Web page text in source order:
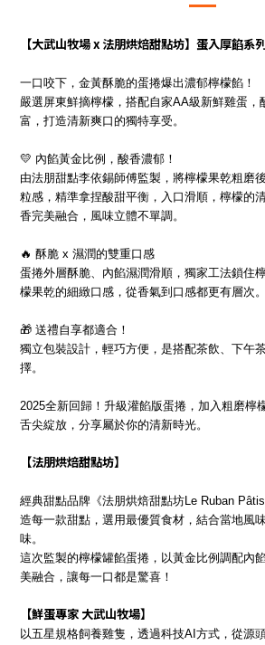
【大武山牧場 x 法朋烘焙甜點坊】蛋入厚餡系
一口咬下，金黃酥脆的蛋捲爆出濃郁檸檬餡！
嚴選屏東鮮摘檸檬，搭配自家AA級新鮮雞蛋，
富，打造清新爽口的獨特享受。
💛 內餡黃金比例，酸香濃郁！
由法朋甜點李依錫師傅監製，將檸檬果乾粗磨
粒感，精準拿捏酸甜平衡，入口滑順，檸檬的
香完美融合，風味立體不單調。
🔥 酥脆 x 濕潤的雙重口感
蛋捲外層酥脆、內餡濕潤滑順，獨家工法鎖住
檬果乾的細緻口感，從香氣到口感都更有層次。
🎁 送禮自享都適合！
獨立包裝設計，輕巧方便，是搭配茶飲、下午
擇。
2025全新回歸！升級灌餡版蛋捲，加入粗磨檸
舌尖綻放，分享屬於你的清新時光。
【法朋烘焙甜點坊】
經典甜點品牌《法朋烘焙甜點坊Le Ruban
造每一款甜點，選用最優質食材，結合當地風
味。
這次監製的檸檬罐餡蛋捲，以黃金比例調配內
美融合，讓每一口都是驚喜！
【鮮蛋專家 大武山牧場】
以五星規格飼養雞隻，透過科技AI方式，從源